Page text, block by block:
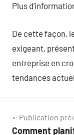
Plus
De cette façon,
exigeant,
entreprise en
tendances
Publication
Comment